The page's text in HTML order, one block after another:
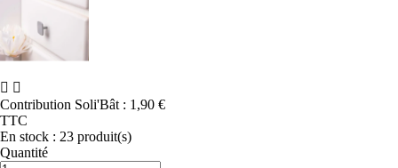
 
Contribution Soli'Bât : 1,90 €
TTC
En stock : 23 produit(s)
Quantité